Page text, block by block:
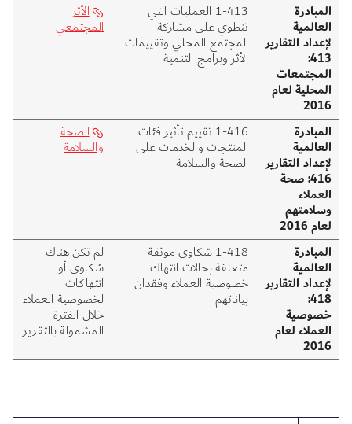
المبادرة
العالمية
لإعداد التقارير
413:
المجتمعات
المحلية لعام
2016
413‑1 العمليات التي
تنطوي على مشاركة
المجتمع المحلي وتقييمات
الأثر وبرامج التنمية
الأثر
المجتمعي
المبادرة
العالمية
لإعداد التقارير
416: صحة
العملاء
وسلامتهم
لعام 2016
416‑1 تقييم تأثير فئات
المنتجات والخدمات على
الصحة والسلامة
الصحة
والسلامة
المبادرة
العالمية
لإعداد التقارير
418:
خصوصية
العملاء لعام
2016
418‑1 شكاوى موثقة
متعلقة بحالات انتهاك
خصوصية العملاء وفقدان
بياناتهم
لم تكن هناك
شكاوى أو
انتهاكات
لخصوصية العملاء
خلال الفترة
المشمولة بالتقرير